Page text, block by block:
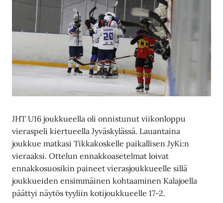
JHT U16 joukkueella oli onnistunut viikonloppu
vieraspeli kiertueella Jyväskylässä. Lauantaina
joukkue matkasi Tikkakoskelle paikallisen JyKi:n
vieraaksi. Ottelun ennakkoasetelmat loivat
ennakkosuosikin paineet vierasjoukkueelle sillä
joukkueiden ensimmäinen kohtaaminen Kalajoella
päättyi näytös tyyliin kotijoukkueelle 17-2.